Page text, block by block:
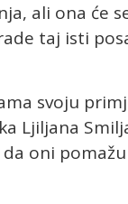
ali ona će
taj isti
svoju
Ljiljana
oni